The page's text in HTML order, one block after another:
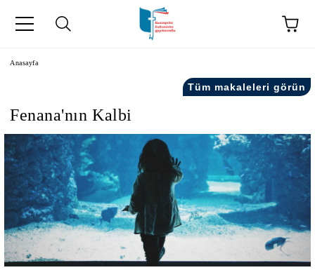
на турски.
in Turkish.
Anasayfa
Tüm makaleleri görün
Fenana'nın Kalbi